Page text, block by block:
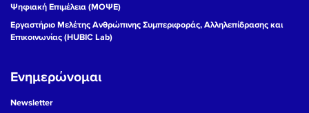
Ψηφιακή Επιμέλεια (ΜΟΨΕ)
Εργαστήριο Μελέτης Ανθρώπινης Συμπεριφοράς, Αλληλεπίδρασης και
Επικοινωνίας (HUBIC Lab)
Ενημερώνομαι
Newsletter